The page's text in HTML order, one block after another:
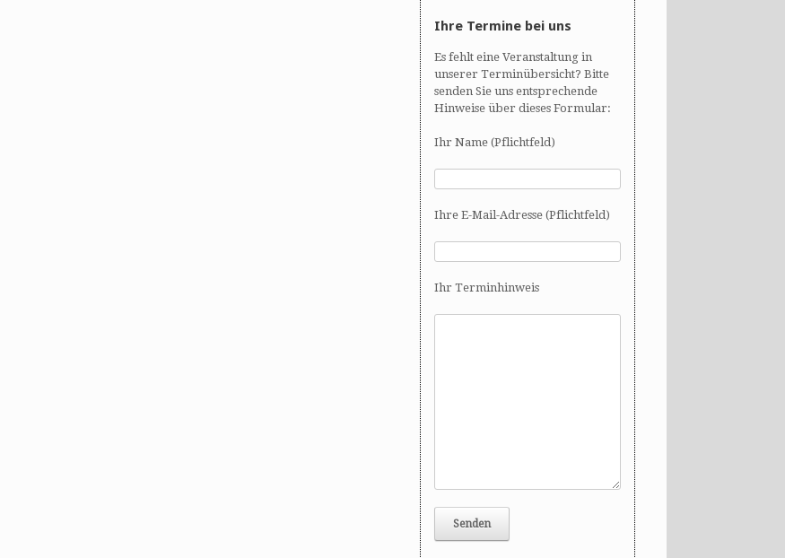
Ihre Termine bei uns
Es fehlt eine Veranstaltung in
unserer Terminübersicht? Bitte
senden Sie uns entsprechende
Hinweise über dieses Formular:
Ihr Name (Pflichtfeld)
Ihre E-Mail-Adresse (Pflichtfeld)
Ihr Terminhinweis